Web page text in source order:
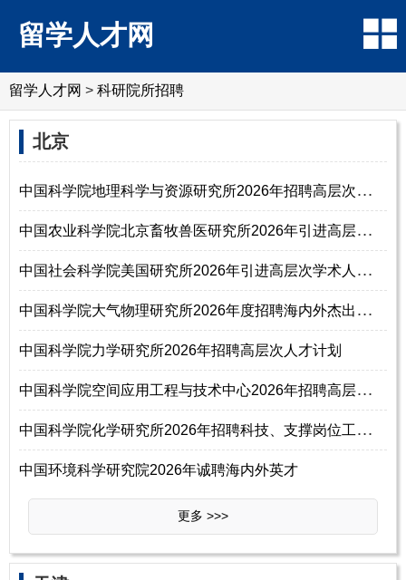
留学人才网
留学人才网 > 科研院所招聘
北京
中
国科学院地理科学与资源研究所2026年招聘高层次人才启事
中
国农业科学院北京畜牧兽医研究所2026年引进高层次人才公告
中
国社会科学院美国研究所2026年引进高层次学术人才公告
中
国科学院大气物理研究所2026年度招聘海内外杰出人才启事（长期有效）
中国科学院力学研究所2026年招聘高层次人才计划
中
国科学院空间应用工程与技术中心2026年招聘高层次人才启事
中
国科学院化学研究所2026年招聘科技、支撑岗位工作人员启事
中国环境科学研究院2026年诚聘海内外英才
更多 >>>